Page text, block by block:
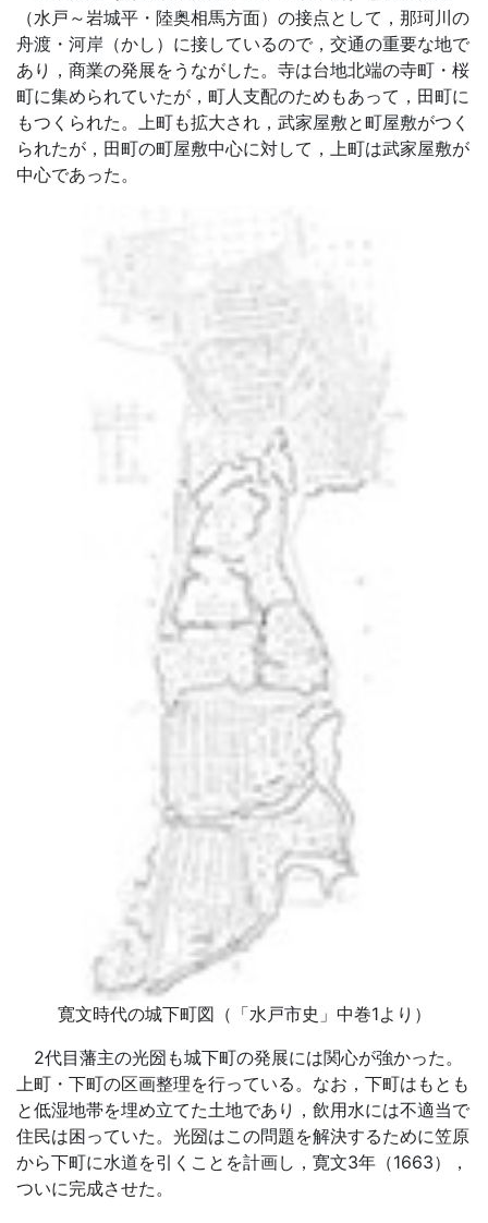
（水戸～岩城平・陸奥相馬方面）の接点として，那珂川の
舟渡・河岸（かし）に接しているので，交通の重要な地で
あり，商業の発展をうながした。寺は台地北端の寺町・桜
町に集められていたが，町人支配のためもあって，田町に
もつくられた。上町も拡大され，武家屋敷と町屋敷がつく
られたが，田町の町屋敷中心に対して，上町は武家屋敷が
中心であった。
寛文時代の城下町図（「水戸市史」中巻1より）
2代目藩主の光圀も城下町の発展には関心が強かった。
上町・下町の区画整理を行っている。なお，下町はもとも
と低湿地帯を埋め立てた土地であり，飲用水には不適当で
住民は困っていた。光圀はこの問題を解決するために笠原
から下町に水道を引くことを計画し，寛文3年（1663），
ついに完成させた。